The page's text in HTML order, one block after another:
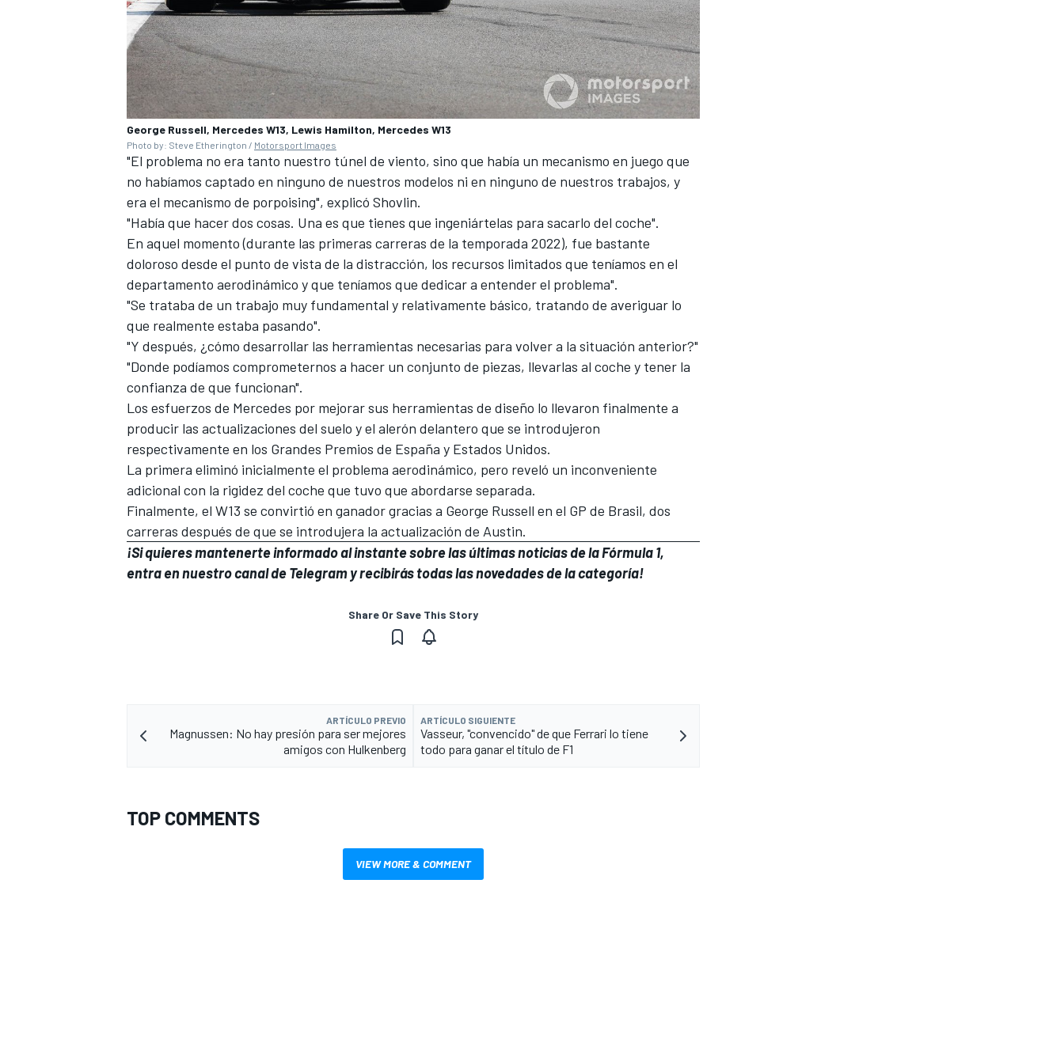
George Russell, Mercedes W13, Lewis Hamilton, Mercedes W13
Photo by: Steve Etherington / Motorsport Images
"El problema no era tanto nuestro túnel de viento, sino que había un mecanismo en juego que
no habíamos captado en ninguno de nuestros modelos ni en ninguno de nuestros trabajos, y
era el mecanismo de porpoising", explicó Shovlin.
"Había que hacer dos cosas. Una es que tienes que ingeniártelas para sacarlo del coche".
En aquel momento (durante las primeras carreras de la temporada 2022), fue bastante
doloroso desde el punto de vista de la distracción, los recursos limitados que teníamos en el
departamento aerodinámico y que teníamos que dedicar a entender el problema".
"Se trataba de un trabajo muy fundamental y relativamente básico, tratando de averiguar lo
que realmente estaba pasando".
"Y después, ¿cómo desarrollar las herramientas necesarias para volver a la situación anterior?"
"Donde podíamos comprometernos a hacer un conjunto de piezas, llevarlas al coche y tener la
confianza de que funcionan".
Los esfuerzos de Mercedes por mejorar sus herramientas de diseño lo llevaron finalmente a
producir las actualizaciones del suelo y el alerón delantero que se introdujeron
respectivamente en los Grandes Premios de España y Estados Unidos.
La primera eliminó inicialmente el problema aerodinámico, pero reveló un inconveniente
adicional con la rigidez del coche que tuvo que abordarse separada.
Finalmente, el W13 se convirtió en ganador gracias a George Russell en el GP de Brasil, dos
carreras después de que se introdujera la actualización de Austin.
¡Si quieres mantenerte informado al instante sobre las últimas noticias de la Fórmula 1,
entra ennuestro canal de Telegramy recibirás todas las novedades de la categoría!
Share Or Save This Story
ARTÍCULO PREVIO
Magnussen: No hay presión para ser mejores
amigos con Hulkenberg
ARTÍCULO SIGUIENTE
Vasseur, "convencido" de que Ferrari lo tiene
todo para ganar el título de F1
TOP COMMENTS
VIEW MORE & COMMENT